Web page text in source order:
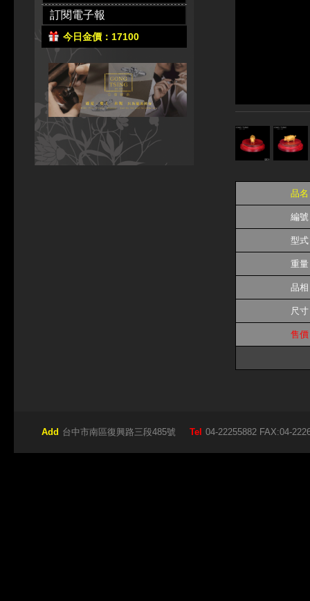
訂閱電子報
今日金價：17100
品名
編號
型式
重量
品相
尺寸
售價
Add 台中市南區復興路三段485號 Tel 04-22255882 FAX:04-